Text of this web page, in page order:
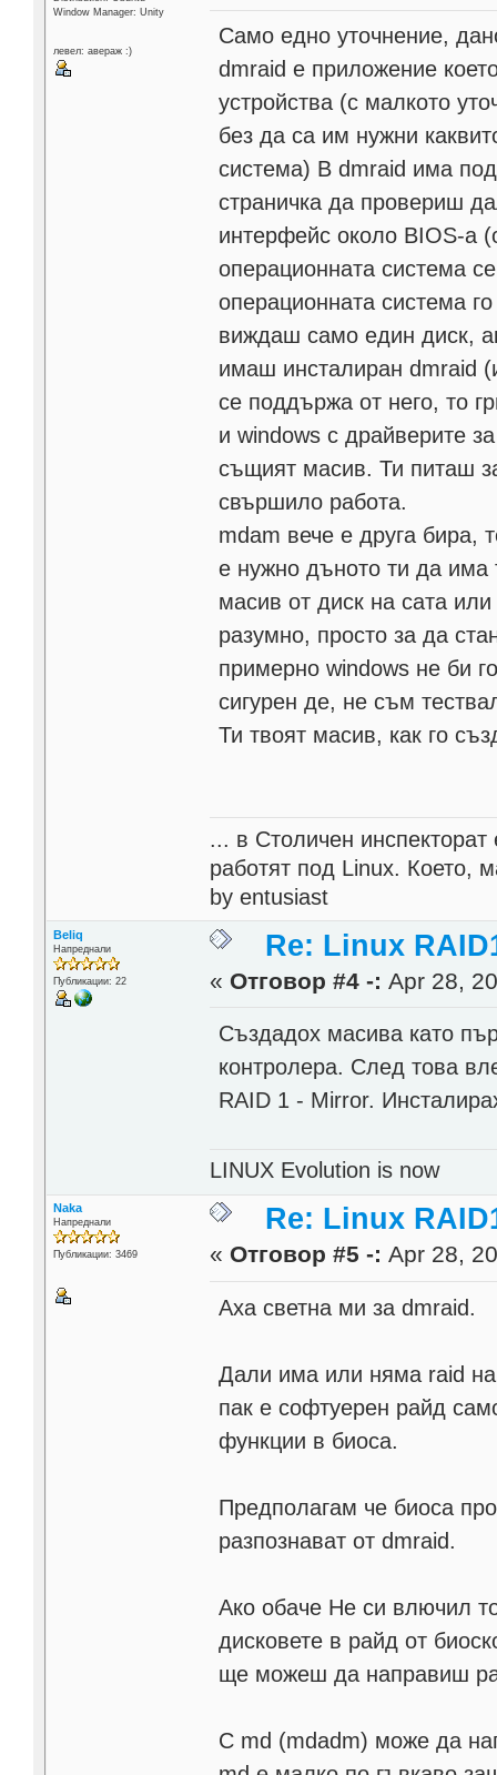
Window Manager: Unity
левел: авераж :)
Само едно уточнение,
dmraid е приложение
устройства (с малкото
без да са им нужни
система) В dmraid има
страничка да провериш
интерфейс около BIOS-a
операционната система
операционната система
виждаш само един диск,
имаш инсталиран dmraid
се поддържа от него, то
и windows с драйверите
същият масив. Ти питаш
свършило работа.
mdam вече е друга бира,
е нужно дъното ти да
масив от диск на сата
разумно, просто за да
примерно windows не би
сигурен де, не съм
Ти твоят масив, как го
... в Столичен
работят под Linux. Което,
by entusiast
Beliq
Напреднали
Публикации: 22
Re: Linux
« Отговор #4 -: Apr 28,
Създадох масива като
контролера. След това
RAID 1 - Mirror.
LINUX Evolution is now
Naka
Напреднали
Публикации: 3469
Re: Linux
« Отговор #5 -: Apr 28,
Аха светна ми за dmraid.
Дали има или няма raid на
пак е софтуерен райд
функции в биоса.
Предполагам че биоса
разпознават от dmraid.
Ако обаче Не си влючил
дисковете в райд от
ще можеш да направиш
С md (mdadm) може да